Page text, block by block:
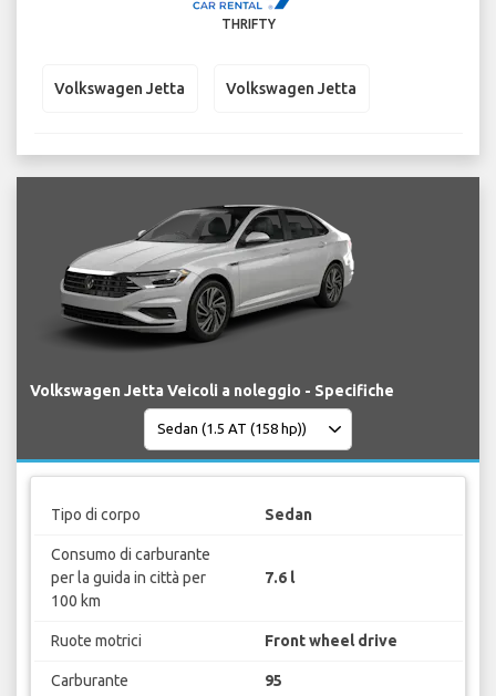
THRIFTY
Volkswagen Jetta Volkswagen Jetta
Volkswagen Jetta Veicoli a noleggio - Specifiche
Tipo di corpo Sedan
Consumo di carburante
per la guida in città per
100 km
7.6 l
Ruote motrici Front wheel drive
Carburante 95